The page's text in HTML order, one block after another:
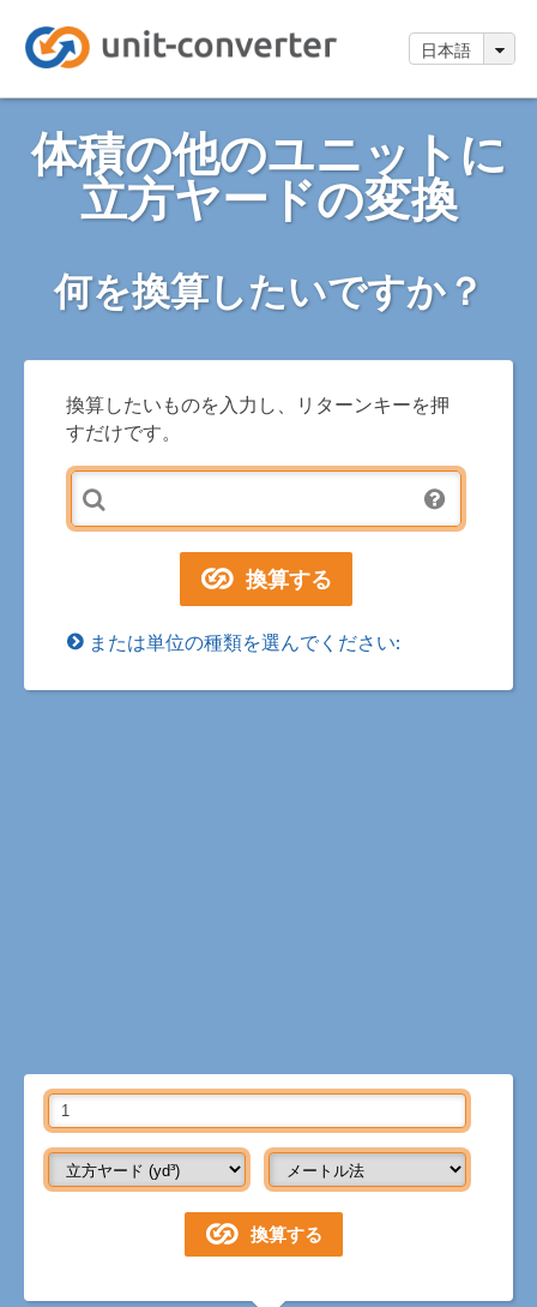
日本語
体積の他のユニットに
立方ヤードの変換
何を換算したいですか？
換算したいものを入力し、リターンキーを押
すだけです。
または単位の種類を選んでください: